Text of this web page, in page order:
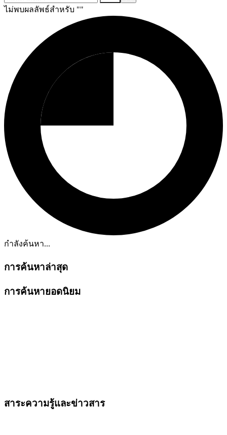
ไม่พบผลลัพธ์สำหรับ ""
กำลังค้นหา...
การค้นหาล่าสุด
การค้นหายอดนิยม
สาระความรู้และข่าวสาร